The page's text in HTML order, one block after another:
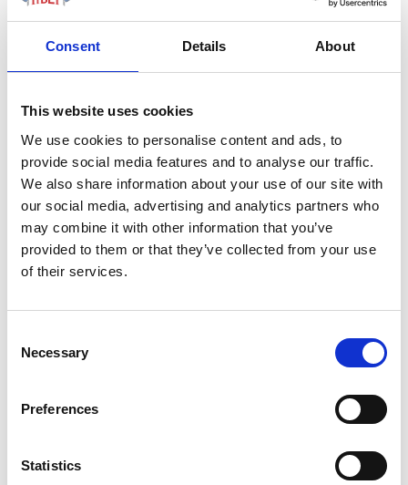
Consent Details About
This website uses cookies
We use cookies to personalise content and ads, to
provide social media features and to analyse our traffic.
We also share information about your use of our site with
our social media, advertising and analytics partners who
may combine it with other information that you’ve
provided to them or that they’ve collected from your use
of their services.
Selection
Necessary
Preferences
Statistics
alla dinastia cinese Qin (221-206 A.E.V) e, considerata
SULLA VETTA DELLO XIZANG, DOVE IL VENTO
SOFFIA LO SPIRITO DI BUDDHA